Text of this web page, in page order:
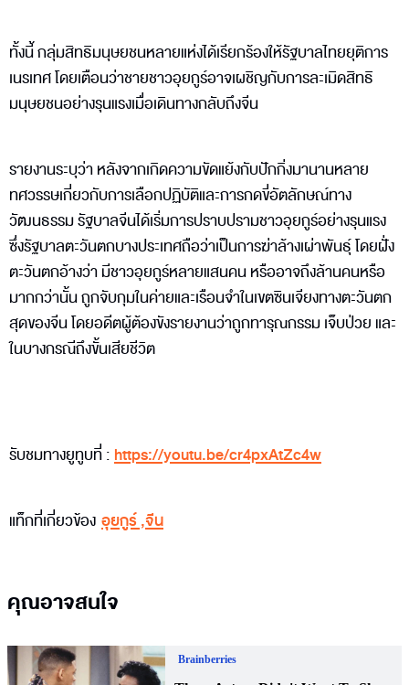
ทั้งนี้ กลุ่มสิทธิมนุษยชนหลายแห่งได้เรียกร้องให้รัฐบาลไทยยุติการ
เนรเทศ โดยเตือนว่าชายชาวอุยกูร์อาจเผชิญกับการละเมิดสิทธิ
มนุษยชนอย่างรุนแรงเมื่อเดินทางกลับถึงจีน
รายงานระบุว่า หลังจากเกิดความขัดแย้งกับปักกิ่งมานานหลาย
ทศวรรษเกี่ยวกับการเลือกปฏิบัติและการกดขี่อัตลักษณ์ทาง
วัฒนธรรม รัฐบาลจีนได้เริ่มการปราบปรามชาวอุยกูร์อย่างรุนแรง
ซึ่งรัฐบาลตะวันตกบางประเทศถือว่าเป็นการฆ่าล้างเผ่าพันธุ์ โดยฝั่ง
ตะวันตกอ้างว่า มีชาวอุยกูร์หลายแสนคน หรืออาจถึงล้านคนหรือ
มากกว่านั้น ถูกจับกุมในค่ายและเรือนจำในเขตซินเจียงทางตะวันตก
สุดของจีน โดยอดีตผู้ต้องขังรายงานว่าถูกทารุณกรรม เจ็บป่วย และ
ในบางกรณีถึงขั้นเสียชีวิต
รับชมทางยูทูบที่ : https://youtu.be/cr4pxAtZc4w
แท็กที่เกี่ยวข้อง อุยกูร์,จีน
คุณอาจสนใจ